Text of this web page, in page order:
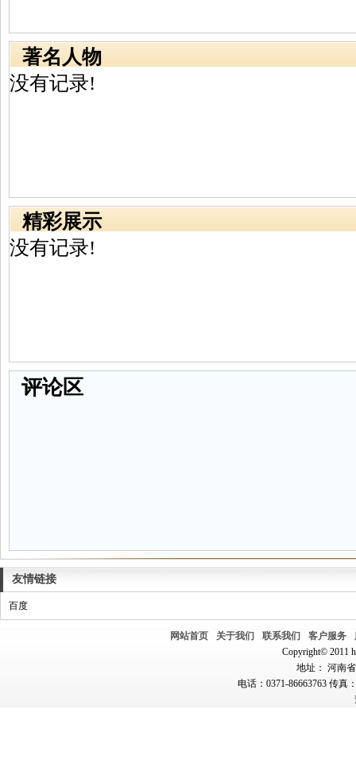
著名人物
没有记录!
精彩展示
没有记录!
评论区
友情链接
百度
网站首页 关于我们 联系我们 客户服务
Copyright© 2011
地址： 河南
电话：0371-86663763 传真